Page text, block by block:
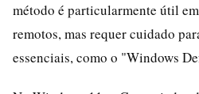
método é particularmente útil
remotos, mas requer cuidado
essenciais, como o "Windows